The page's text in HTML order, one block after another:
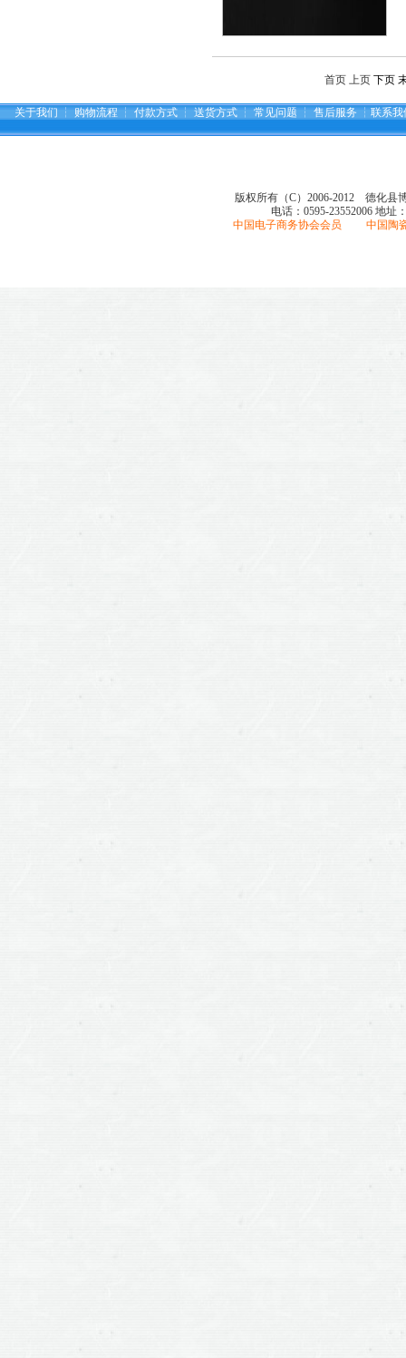
首页 上页 下页
关于我们 ┆ 购物流程 ┆ 付款方式 ┆ 送货方式 ┆ 常见问题 ┆ 售后服务 ┆ 联系我
版权所有（C）2006-2012 德化县
电话：0595-23552006 地址
中国电子商务协会会员 中国陶